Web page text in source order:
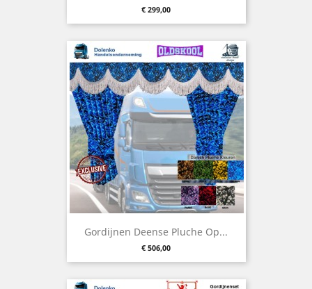
Prijs
€ 299,00
Gordijnen Deense Pluche Op...
Prijs
€ 506,00